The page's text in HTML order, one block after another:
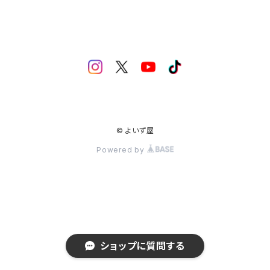
© よいず屋
Powered by
ショップに質問する